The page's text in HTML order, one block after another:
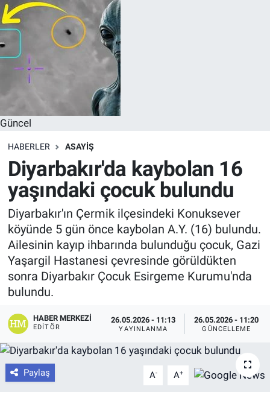
Güncel
HABERLER ASAYIŞ
Diyarbakır'da kaybolan 16
yaşındaki çocuk bulundu
Diyarbakır'ın Çermik ilçesindeki Konuksever
köyünde 5 gün önce kaybolan A.Y. (16) bulundu.
Ailesinin kayıp ihbarında bulunduğu çocuk, Gazi
Yaşargil Hastanesi çevresinde görüldükten
sonra Diyarbakır Çocuk Esirgeme Kurumu'nda
bulundu.
HABER MERKEZI
EDITÖR
26.05.2026 - 11:13
YAYINLANMA
26.05.2026 - 11:20
GÜNCELLEME
Paylaş A- A+